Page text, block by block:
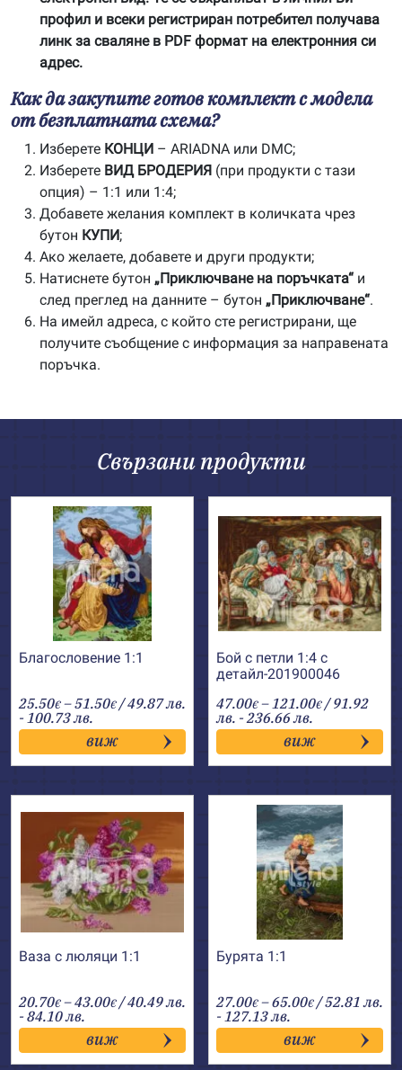
профил и всеки регистриран потребител получава
линк за сваляне в PDF формат на електронния си
адрес.
Как да закупите готов комплект с модела
от безплатната схема?
Изберете КОНЦИ – ARIADNA или DMC;
Изберете ВИД БРОДЕРИЯ (при продукти с тази
опция) – 1:1 или 1:4;
Добавете желания комплект в количката чрез
бутон КУПИ;
Ако желаете, добавете и други продукти;
Натиснете бутон „Приключване на поръчката“ и
след преглед на данните – бутон „Приключване“.
На имейл адреса, с който сте регистрирани, ще
получите съобщение с информация за направената
поръчка.
Свързани продукти
Благословение 1:1
25.50€ –51.50€Price
range:
25.50€
through
51.50€
/ 49.87 лв.
- 100.73 лв.
виж
Бой с петли 1:4 с
детайл-201900046
47.00€ –121.00€Price
range:
47.00€
through
121.00€
/ 91.92
лв. - 236.66 лв.
виж
Ваза с люляци 1:1
20.70€ –43.00€Price
range:
20.70€
through
43.00€
/ 40.49 лв.
- 84.10 лв.
виж
Бурята 1:1
27.00€ –65.00€Price
range:
27.00€
through
65.00€
/ 52.81 лв.
- 127.13 лв.
виж